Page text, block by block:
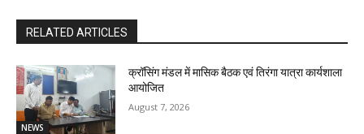
RELATED ARTICLES
NEWS
क्रॉसिंग मंडल में मासिक बैठक एवं तिरंगा यात्रा कार्यशाला
आयोजित
August 7, 2026